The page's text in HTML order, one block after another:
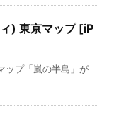
) 東京マップ [iP
ップ「嵐の半島」が